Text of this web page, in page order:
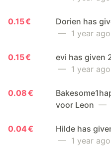
0.15 €
Dorien has
— 1 year ago
0.15 €
evi has given
— 1 year ago
0.08 €
voor Leon —
0.04 €
Hilde has
— 1 year ago